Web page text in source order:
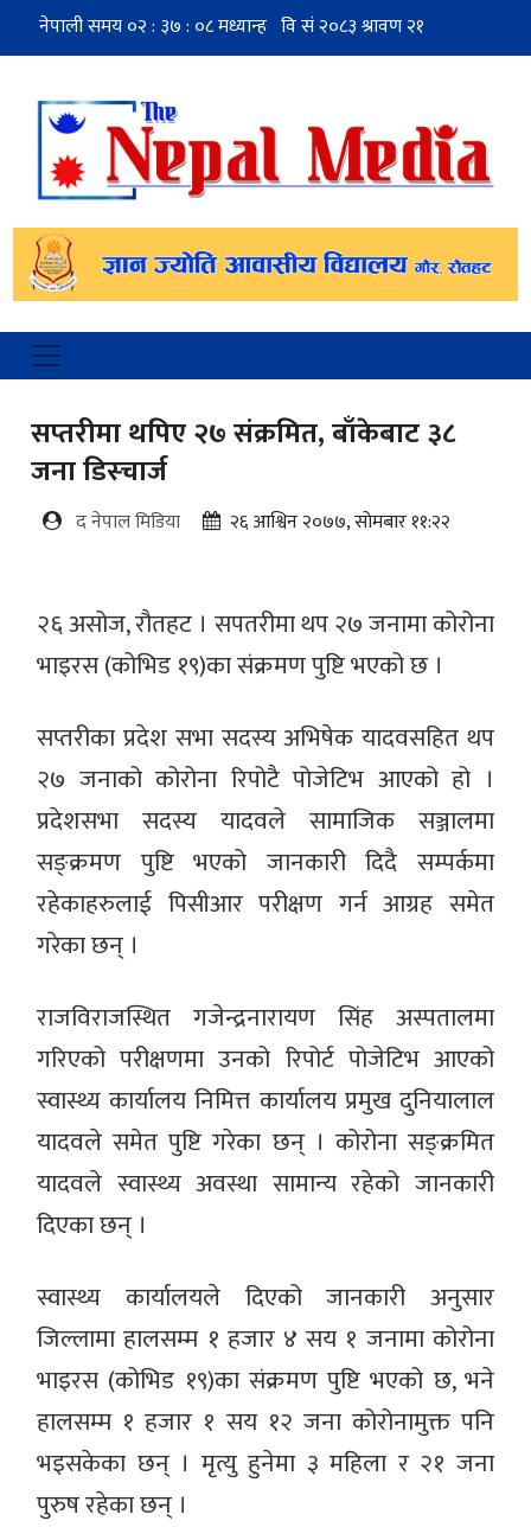
सप्तरीमा थपिए २७ संक्रमित, बाँकेबाट ३८
जना डिस्चार्ज
द नेपाल मिडिया २६ आश्विन २०७७, सोमबार ११:२२
२६ असोज, रौतहट । सपतरीमा थप २७ जनामा कोरोना
भाइरस (कोभिड १९)का संक्रमण पुष्टि भएको छ ।
सप्तरीका प्रदेश सभा सदस्य अभिषेक यादवसहित थप
२७ जनाको कोरोना रिपोटै पोजेटिभ आएको हो ।
प्रदेशसभा सदस्य यादवले सामाजिक सञ्जालमा
सङ्क्रमण पुष्टि भएको जानकारी दिदै सम्पर्कमा
रहेकाहरुलाई पिसीआर परीक्षण गर्न आग्रह समेत
गरेका छन् ।
राजविराजस्थित गजेन्द्रनारायण सिंह अस्पतालमा
गरिएको परीक्षणमा उनको रिपोर्ट पोजेटिभ आएको
स्वास्थ्य कार्यालय निमित्त कार्यालय प्रमुख दुनियालाल
यादवले समेत पुष्टि गरेका छन् । कोरोना सङ्क्रमित
यादवले स्वास्थ्य अवस्था सामान्य रहेको जानकारी
दिएका छन् ।
स्वास्थ्य कार्यालयले दिएको जानकारी अनुसार
जिल्लामा हालसम्म १ हजार ४ सय १ जनामा कोरोना
भाइरस (कोभिड १९)का संक्रमण पुष्टि भएको छ, भने
हालसम्म १ हजार १ सय १२ जना कोरोनामुक्त पनि
भइसकेका छन् । मृत्यु हुनेमा ३ महिला र २१ जना
पुरुष रहेका छन् ।